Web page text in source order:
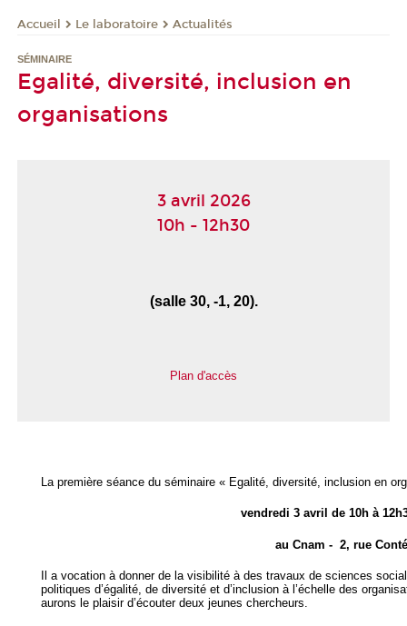
Accueil Le laboratoire Actualités
SÉMINAIRE
Egalité, diversité, inclusion en
organisations
3 avril 2026
10h - 12h30
(salle 30, -1, 20).
Plan d'accès
La première séance du séminaire « Egalité, diversité, inclusion en
vendredi 3 avril de 10h à
au Cnam - 2, rue
Il a vocation à donner de la visibilité à des travaux de sciences
politiques d’égalité, de diversité et d’inclusion à l’échelle des
aurons le plaisir d’écouter deux jeunes chercheurs.